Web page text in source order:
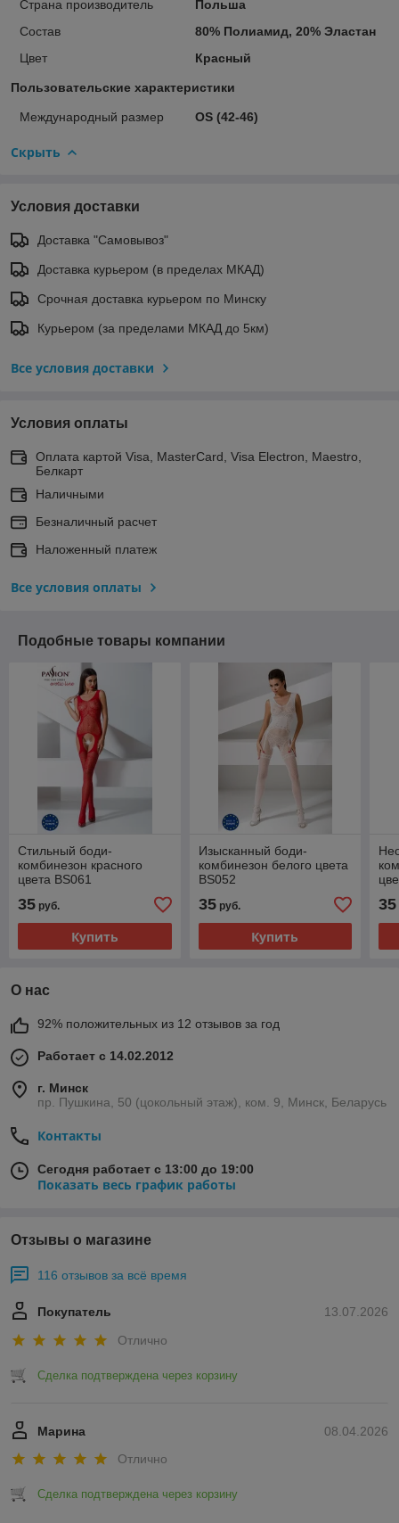
Страна производитель
Польша
Состав
80% Полиамид, 20% Эластан
Цвет
Красный
Пользовательские характеристики
Международный размер OS (42-46)
Скрыть
Условия доставки
Доставка "Самовывоз"
Доставка курьером (в пределах МКАД)
Срочная доставка курьером по Минску
Курьером (за пределами МКАД до 5км)
Все условия доставки
Условия оплаты
Оплата картой Visa, MasterCard, Visa Electron, Maestro,
Белкарт
Наличными
Безналичный расчет
Наложенный платеж
Все условия оплаты
Подобные товары компании
Стильный боди-
комбинезон красного
цвета BS061
35 руб.
Купить
Изысканный боди-
комбинезон белого цвета
BS052
35руб.
Купить
35
О нас
92% положительных из 12 отзывов за год
Работает с 14.02.2012
г. Минск
пр. Пушкина, 50 (цокольный этаж), ком. 9, Минск, Беларусь
Контакты
Сегодня работает с 13:00 до 19:00
Показать весь график работы
Отзывы о магазине
116 отзывов за всё время
13.07.2026
Покупатель
Отлично
Сделка подтверждена через корзину
08.04.2026
Марина
Отлично
Сделка подтверждена через корзину